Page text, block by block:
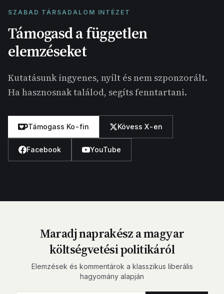
SZABAD TÁRSADALOM INTÉZET
Támogasd a független
elemzéseket
Kutatásunk ingyenes, nyílt és nem szponzorált.
Ha hasznosnak találod, segíts fenntartani.
Támogass Ko-fin Kövess X-en
Facebook YouTube
Maradj naprakész a magyar
költségvetési politikáról
Elemzések és kommentárok a klasszikus liberális
hagyomány alapján